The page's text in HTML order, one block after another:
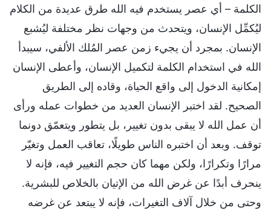
الكلمة – أي عصر يستخدم فيه الله طرق عديدة من الكلام
ليُكمِّل الإنسان، ويتحدث من وجهات نظر مختلفة ليُشبع
الإنسان. بمجرد أن يجيء زمن عصر المُلك الألفي، سيبدأ
الله في استخدام الكلمة لتكميل الإنسان، وأعطى الإنسان
إمكانية الدخول إلى واقع الحياة، وقاده إلى الطريق
الصحيح. لقد اختبر الإنسان العديد من خطوات عمله ورأى
أن عمل الله لا يبقى بدون تغيير، بل يتطور ويتعمّق دونما
توقف. وبعد أن اختبره الناس طويلًا، تعاقب العمل وتغيّر
مرارًا وتكرارًا، ولكن مهما كان حجم التغيير فيه، فإنه لا
ينحرف أبدًا عن غرض الله من الإتيان بالخلاص للبشرية.
وحتى من خلال آلاف التغيرات، فإنه لا يبتعد عن غرضه